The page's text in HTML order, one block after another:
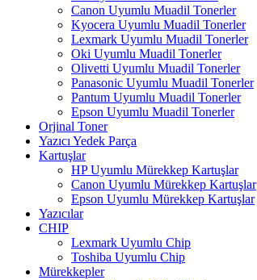
Canon Uyumlu Muadil Tonerler
Kyocera Uyumlu Muadil Tonerler
Lexmark Uyumlu Muadil Tonerler
Oki Uyumlu Muadil Tonerler
Olivetti Uyumlu Muadil Tonerler
Panasonic Uyumlu Muadil Tonerler
Pantum Uyumlu Muadil Tonerler
Epson Uyumlu Muadil Tonerler
Orjinal Toner
Yazıcı Yedek Parça
Kartuşlar
HP Uyumlu Mürekkep Kartuşlar
Canon Uyumlu Mürekkep Kartuşlar
Epson Uyumlu Mürekkep Kartuşlar
Yazıcılar
CHIP
Lexmark Uyumlu Chip
Toshiba Uyumlu Chip
Mürekkepler